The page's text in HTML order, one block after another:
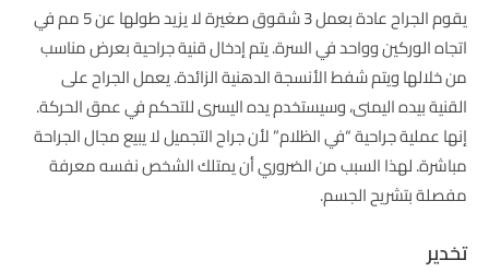
يقوم الجراح عادة بعمل 3 شقوق صغيرة لا يزيد طولها عن 5 مم في
اتجاه الوركين وواحد في السرة. يتم إدخال قنية جراحية بعرض مناسب
من خلالها ويتم شفط الأنسجة الدهنية الزائدة. يعمل الجراح على
القنية بيده اليمنى، وسيستخدم يده اليسرى للتحكم في عمق الحركة.
إنها عملية جراحية “في الظلام” لأن جراح التجميل لا يبيع مجال الجراحة
مباشرة. لهذا السبب من الضروري أن يمتلك الشخص نفسه معرفة
مفصلة بتشريح الجسم.
تخدير